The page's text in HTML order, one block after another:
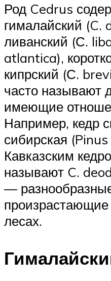
Род Cedrus
гималайский (C.
ливанский (С.
atlantica),
кипрский (С.
часто называют
имеющие
Например, кедр
сибирская
Кавказским
называют C.
—
произрастающие
лесах.